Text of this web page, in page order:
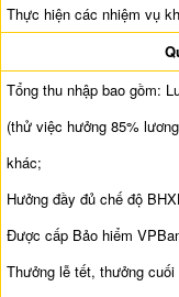
Thực hiện các nhiệm vụ
Tổng thu nhập bao gồm:
(thử việc hưởng 85%
khác;
Hưởng đầy đủ chế độ
Được cấp Bảo hiểm
Thưởng lễ tết, thưởng